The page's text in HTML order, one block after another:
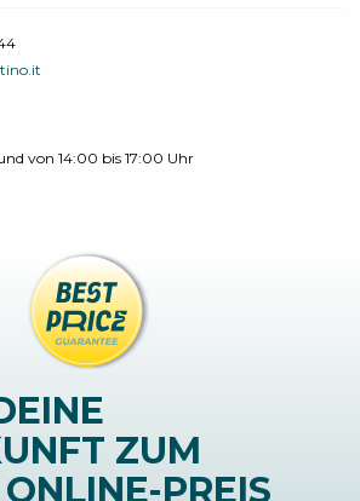
von 14:00 bis 17:00 Uhr
ZUM
PREIS